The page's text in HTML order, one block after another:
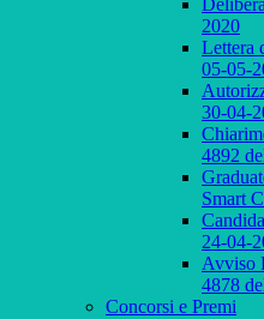
2020
Lettera
05-05-
30-04-
4892
Smart
24-04-
Avviso
4878
Concorsi e Premi